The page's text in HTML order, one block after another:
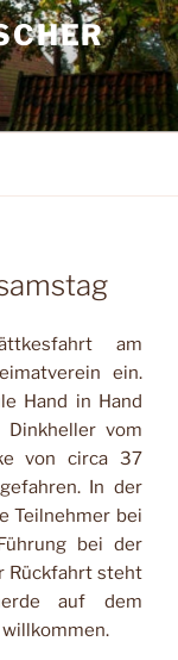
am
ein.
Hand in Hand
Dinkheller vom
von circa 37
In der
Teilnehmer bei
bei der
Rückfahrt steht
auf dem